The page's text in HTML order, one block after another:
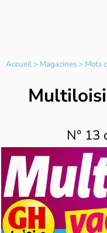
Accueil> Magazines> Mots
N° 13